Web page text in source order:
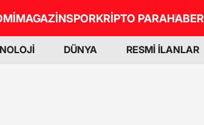
MAGAZİNSPORKRİPTO PARAHABER
DÜNYA RESMİ İLANLAR